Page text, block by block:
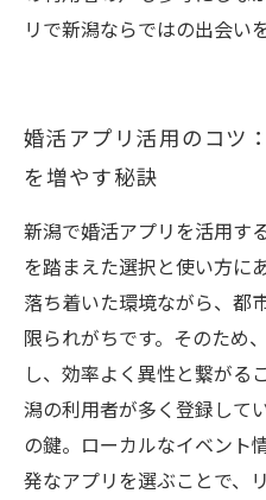
リで新潟ならではの出会い
婚活アプリ活用のコツ
を増やす秘訣
新潟で婚活アプリを活用す
を踏まえた選択と使い方に
落ち着いた環境ながら、都
限られがちです。そのため
し、効率よく異性と繋がる
潟の利用者が多く登録して
の鍵。ローカルなイベント
発なアプリを選ぶことで、